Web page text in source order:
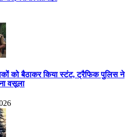
को बैठाकर किया स्टंट, ट्रैफिक पुलिस ने
वसूला